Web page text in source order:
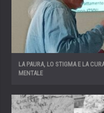
LA PAURA, LO STIGMA E LA
MENTALE